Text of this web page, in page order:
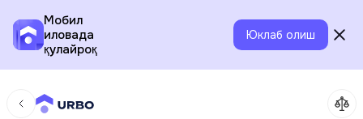
Мобил
иловада
қулайроқ
Юклаб олиш